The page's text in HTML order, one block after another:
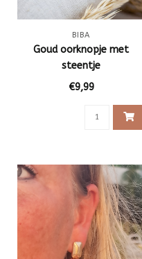
BIBA
Goud oorknopje met
steentje
€9,99